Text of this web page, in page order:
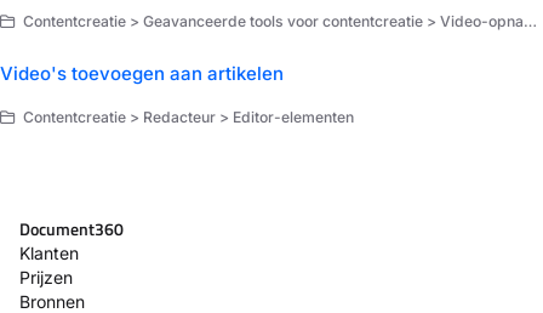
Contentcreatie > Geavanceerde tools voor contentcreatie > Video-opname
Video's toevoegen aan artikelen
Contentcreatie > Redacteur > Editor-elementen
Document360
Klanten
Prijzen
Bronnen